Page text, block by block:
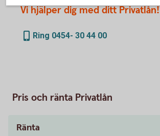
Vi hjälper dig med ditt Privatlån!
Ring 0454- 30 44 00
Pris och ränta Privatlån
Ränta